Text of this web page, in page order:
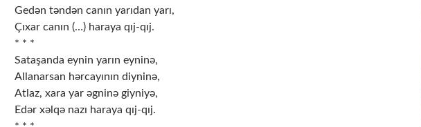
Gedən təndən canın yarıdan yarı,
Çıxar canın (…) haraya qıj-qıj.
* * *
Sataşanda eynin yarın eyninə,
Allanarsan hərcayının diyninə,
Atlaz, xara yar əgninə giyniyə,
Edər xəlqə nazı haraya qıj-qıj.